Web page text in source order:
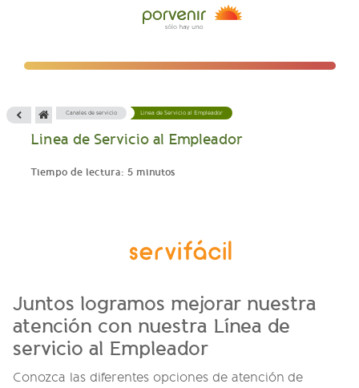
Canales de servicio Linea de Servicio al Empleador
Linea de Servicio al Empleador
Tiempo de lectura: 5 minutos
Juntos logramos mejorar nuestra
atención con nuestra Línea de
servicio al Empleador
Conozca las diferentes opciones de atención de